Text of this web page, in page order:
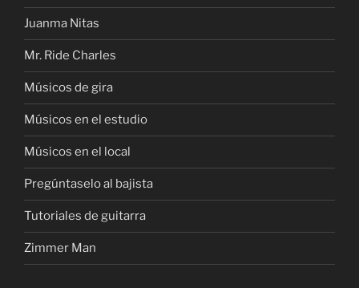
Juanma Nitas
Mr. Ride Charles
Músicos de gira
Músicos en el estudio
Músicos en el local
Pregúntaselo al bajista
Tutoriales de guitarra
Zimmer Man